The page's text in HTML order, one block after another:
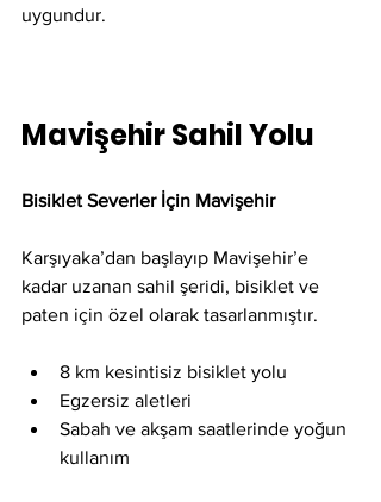
uygundur.
Mavişehir Sahil Yolu
Bisiklet Severler İçin Mavişehir
Karşıyaka’dan başlayıp Mavişehir’e
kadar uzanan sahil şeridi, bisiklet ve
paten için özel olarak tasarlanmıştır.
8 km kesintisiz bisiklet yolu
Egzersiz aletleri
Sabah ve akşam saatlerinde yoğun
kullanım